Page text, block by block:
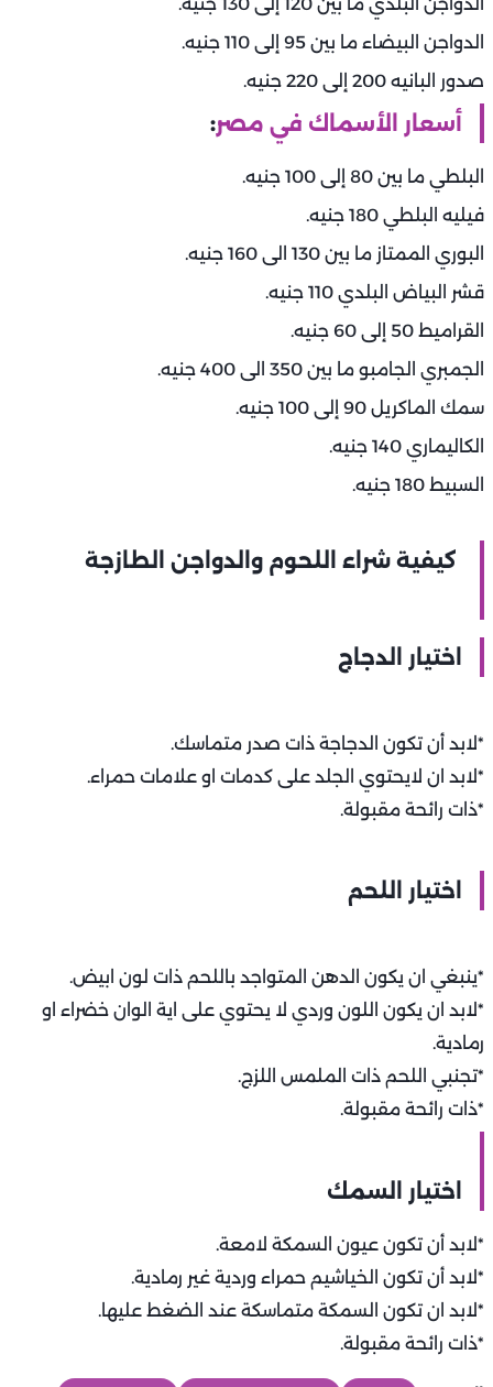
الدواجن البيضاء ما بين 95 إلى 110 جنيه.
صدور البانيه 200 إلى 220 جنيه.
أسعار الأسماك في مصر:
البلطي ما بين 80 إلى 100 جنيه.
فيليه البلطي 180 جنيه.
البوري الممتاز ما بين 130 الى 160 جنيه.
قشر البياض البلدي 110 جنيه.
القراميط 50 إلى 60 جنيه.
الجمبري الجامبو ما بين 350 الى 400 جنيه.
سمك الماكريل 90 إلى 100 جنيه.
الكاليماري 140 جنيه.
السبيط 180 جنيه.
كيفية شراء اللحوم والدواجن الطازجة
اختيار الدجاج
*لابد أن تكون الدجاجة ذات صدر متماسك.
*لابد ان لايحتوي الجلد على كدمات او علامات حمراء.
*ذات رائحة مقبولة.
اختيار اللحم
*ينبغي ان يكون الدهن المتواجد باللحم ذات لون ابيض.
*لابد ان يكون اللون وردي لا يحتوي على اية الوان خضراء او
رمادية.
*تجنبي اللحم ذات الملمس اللزج.
*ذات رائحة مقبولة.
اختيار السمك
*لابد أن تكون عيون السمكة لامعة.
*لابد أن تكون الخياشيم حمراء وردية غير رمادية.
*لابد ان تكون السمكة متماسكة عند الضغط عليها.
*ذات رائحة مقبولة.